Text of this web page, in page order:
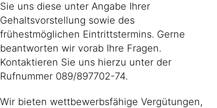
Sie uns diese unter Angabe Ihrer
Gehaltsvorstellung sowie des
frühestmöglichen Eintrittstermins. Gerne
beantworten wir vorab Ihre Fragen.
Kontaktieren Sie uns hierzu unter der
Rufnummer 089/897702-74.
Wir bieten wettbewerbsfähige Vergütungen,